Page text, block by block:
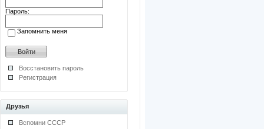
Пароль:
Запомнить меня
Восстановить пароль
Регистрация
Друзья
Вспомни СССР